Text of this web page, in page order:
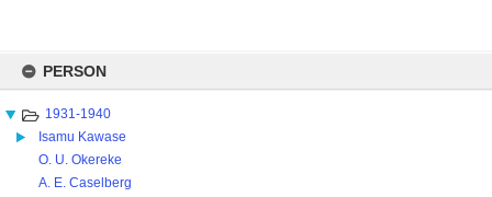
content
PERSON
1931-1940
Isamu Kawase
O. U. Okereke
A. E. Caselberg